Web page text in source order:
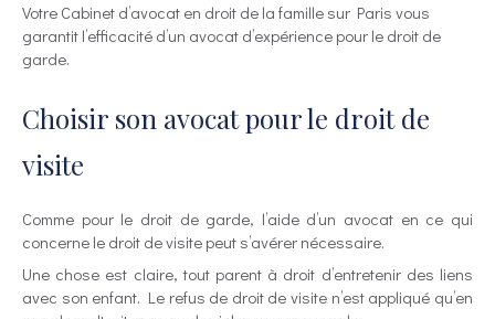
Votre Cabinet d’avocat en droit de la famille sur Paris vous
garantit l’efficacité d’un avocat d’expérience pour le droit de
garde.
Choisir son avocat pour le droit de
visite
Comme pour le droit de garde, l’aide d’un avocat en ce qui
concerne le droit de visite peut s’avérer nécessaire.
Une chose est claire, tout parent à droit d’entretenir des liens
avec son enfant. Le refus de droit de visite n’est appliqué qu’en